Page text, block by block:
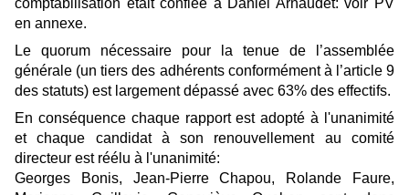
comptabilisation était confiée à Daniel Arnaudet: voir PV
en annexe.
Le quorum nécessaire pour la tenue de l’assemblée
générale (un tiers des adhérents conformément à l’article 9
des statuts) est largement dépassé avec 63% des effectifs.
En conséquence chaque rapport est adopté à l'unanimité
et chaque candidat à son renouvellement au comité
directeur est réélu à l'unanimité:
Georges Bonis, Jean-Pierre Chapou, Rolande Faure,